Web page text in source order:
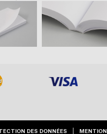
DES DONNÉES